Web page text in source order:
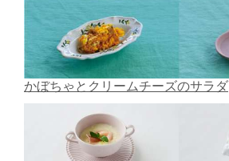
かぼちゃとクリームチーズのサラダ